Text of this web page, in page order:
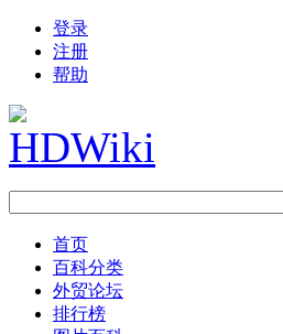
登录
注册
帮助
首页
百科分类
外贸论坛
排行榜